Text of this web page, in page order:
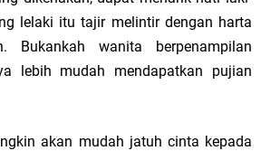
lelaki itu tajir melintir dengan harta
Bukankah wanita berpenampilan
lebih mudah mendapatkan pujian
akan mudah jatuh cinta kepada